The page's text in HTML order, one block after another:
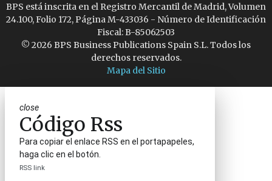
BPS está inscrita en el Registro Mercantil de Madrid, Volumen
24.100, Folio 172, Página M-433036 - Número de Identificación
Fiscal: B-85062503
© 2026 BPS Business Publications Spain S.L. Todos los
derechos reservados.
Mapa del Sitio
close
Código Rss
Para copiar el enlace RSS en el portapapeles,
haga clic en el botón.
RSS link